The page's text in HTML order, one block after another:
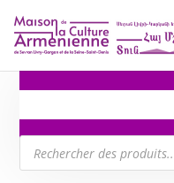
Recherche
de
produits